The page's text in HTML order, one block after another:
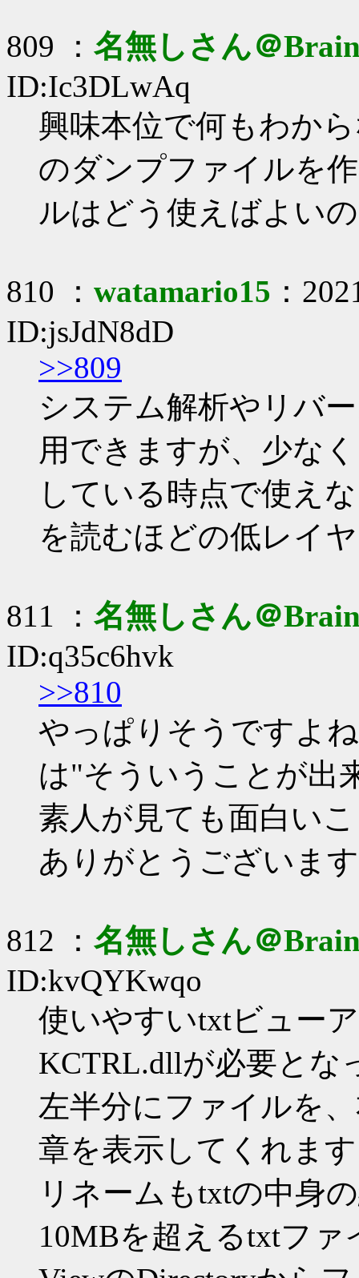
809 ： 名無しさん＠
ID:Ic3DLwAq
興味本位で何もわか
のダンプファイルを
ルはどう使えばよい
810 ： watamario15 ：
ID:jsJdN8dD
>>809
システム解析やリバ
用できますが、少な
している時点で使え
を読むほどの低レイ
811 ： 名無しさん＠
ID:q35c6hvk
>>810
やっぱりそうですよ
は"そういうことが出
素人が見ても面白い
ありがとうございま
812 ： 名無しさん＠
ID:kvQYKwqo
使いやすいtxtビュー
KCTRL.dllが必要とな
左半分にファイルを
章を表示してくれま
リネームもtxtの中身
10MBを超えるtxtフ